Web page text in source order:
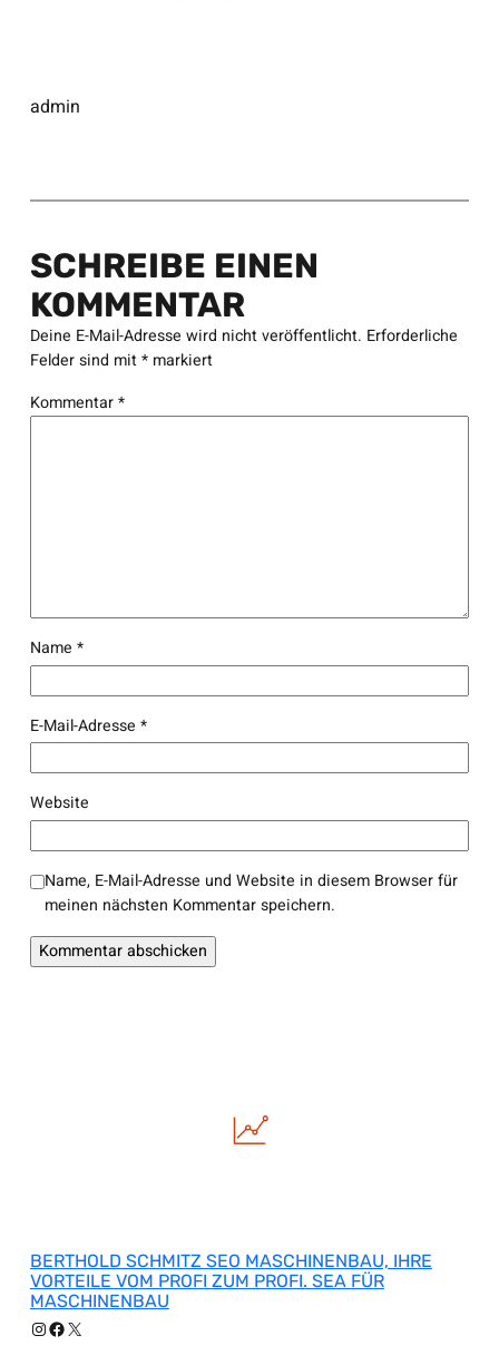
admin
SCHREIBE EINEN
KOMMENTAR
Deine E-Mail-Adresse wird nicht veröffentlicht. Erforderliche
Felder sind mit*markiert
Kommentar*
Name *
E-Mail-Adresse *
Website
Name, E-Mail-Adresse und Website in diesem Browser für
meinen nächsten Kommentar speichern.
BERTHOLD SCHMITZ SEO MASCHINENBAU, IHRE
VORTEILE VOM PROFI ZUM PROFI. SEA FÜR
MASCHINENBAU
Instagram
Facebook
X